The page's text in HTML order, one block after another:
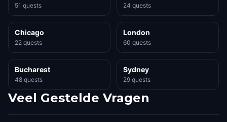
51 quests 24 quests
Chicago
22 quests
London
60 quests
Bucharest
48 quests
Sydney
29 quests
Veel Gestelde Vragen